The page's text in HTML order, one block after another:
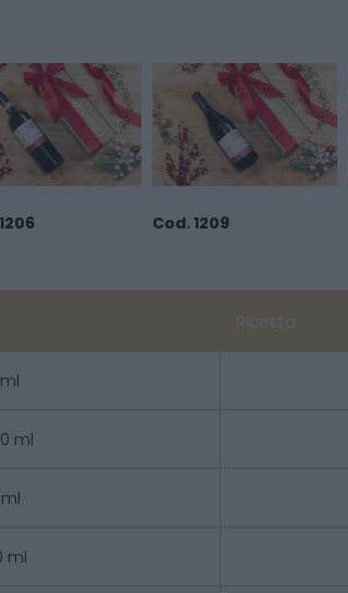
Cod. 1209
Ricetta
ml
ml